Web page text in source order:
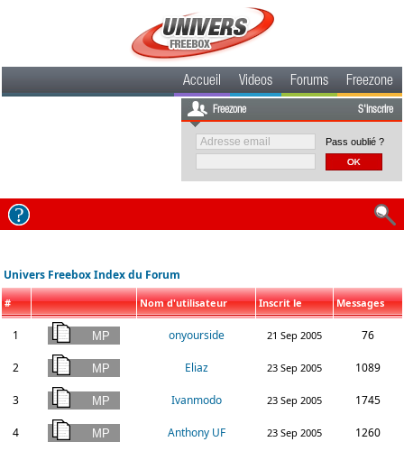
Accueil Videos Forums Freezone
Freezone S'inscrire
Pass oublié ?
Univers Freebox Index du Forum
# Nom d'utilisateur Inscrit le Messages
1 onyourside 21 Sep 2005 76
2 Eliaz 23 Sep 2005 1089
3 Ivanmodo 23 Sep 2005 1745
4 Anthony UF 23 Sep 2005 1260